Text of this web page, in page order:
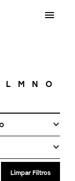
L M N O
Limpar Filtros